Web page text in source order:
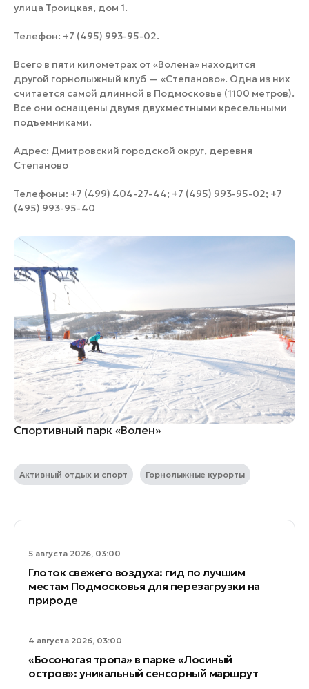
5 августа 2026, 03:00
Глоток свежего воздуха: гид по лучшим
местам Подмосковья для перезагрузки на
природе
4 августа 2026, 03:00
«Босоногая тропа» в парке «Лосиный
остров»: уникальный сенсорный маршрут
улица Троицкая, дом 1.
Телефон: +7 (495) 993-95-02.
Всего в пяти километрах от «Волена» находится
другой горнолыжный клуб — «Степаново». Одна из них
считается самой длинной в Подмосковье (1100 метров).
Все они оснащены двумя двухместными кресельными
подъемниками.
Адрес: Дмитровский городской округ, деревня
Степаново
Телефоны: +7 (499) 404-27-44; +7 (495) 993-95-02; +7
(495) 993-95-40
Спортивный парк «Волен»
Активный отдых и спорт Горнолыжные курорты